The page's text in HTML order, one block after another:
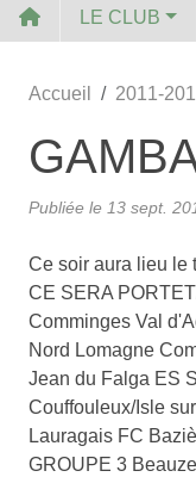
LE CLUB
Accueil 2011-
Publiée le 13 sept.
Ce soir aura lieu le
CE SERA
Comminges Val
Nord Lomagne
Jean du Falga ES
Couffouleux/Isle
Lauragais FC
GROUPE 3